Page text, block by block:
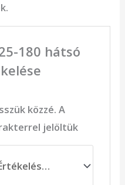
180 hátsó
közzé. A
jelöltük